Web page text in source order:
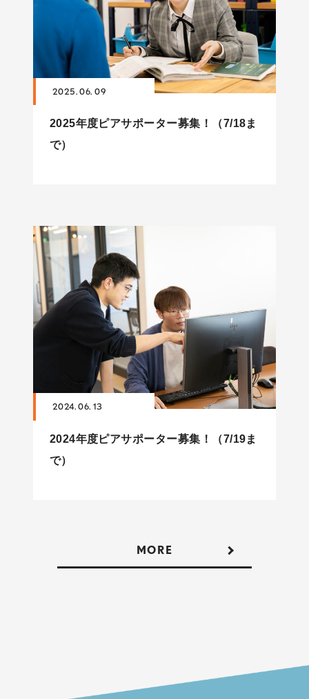
2025. 06. 09
2025年度ピアサポーター募集！（7/18ま
で）
2024. 06. 13
2024年度ピアサポーター募集！（7/19ま
で）
MORE